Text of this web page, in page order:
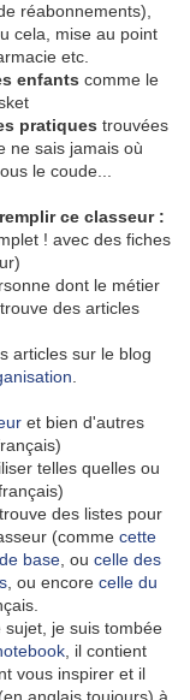
réabonnements),
cela, mise au point
etc.
enfants comme le
pratiques trouvées
ne sais jamais où
le coude...
ce classeur :
! avec des fiches
dont le métier
des articles
articles sur le blog
et bien d'autres
telles quelles ou
trouve des listes pour
(comme cette
base, ou celle des
, ou encore celle du
je suis tombée
, il contient
vous inspirer et il